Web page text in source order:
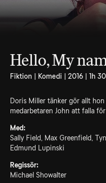
Hello, My
Fiktion | Komedi | 2016 | 1h
Doris Miller tänker gör allt
medarbetaren John att falla
Med:
Sally Field, Max Greenfield,
Edmund Lupinski
Regissör:
Michael Showalter